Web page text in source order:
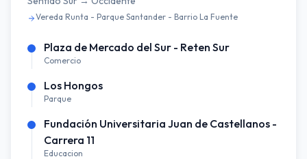
Vereda Runta - Parque Santander - Barrio La Fuente
Plaza de Mercado del Sur - Reten Sur
Comercio
Los Hongos
Parque
Fundación Universitaria Juan de Castellanos -
Carrera 11
Educacion